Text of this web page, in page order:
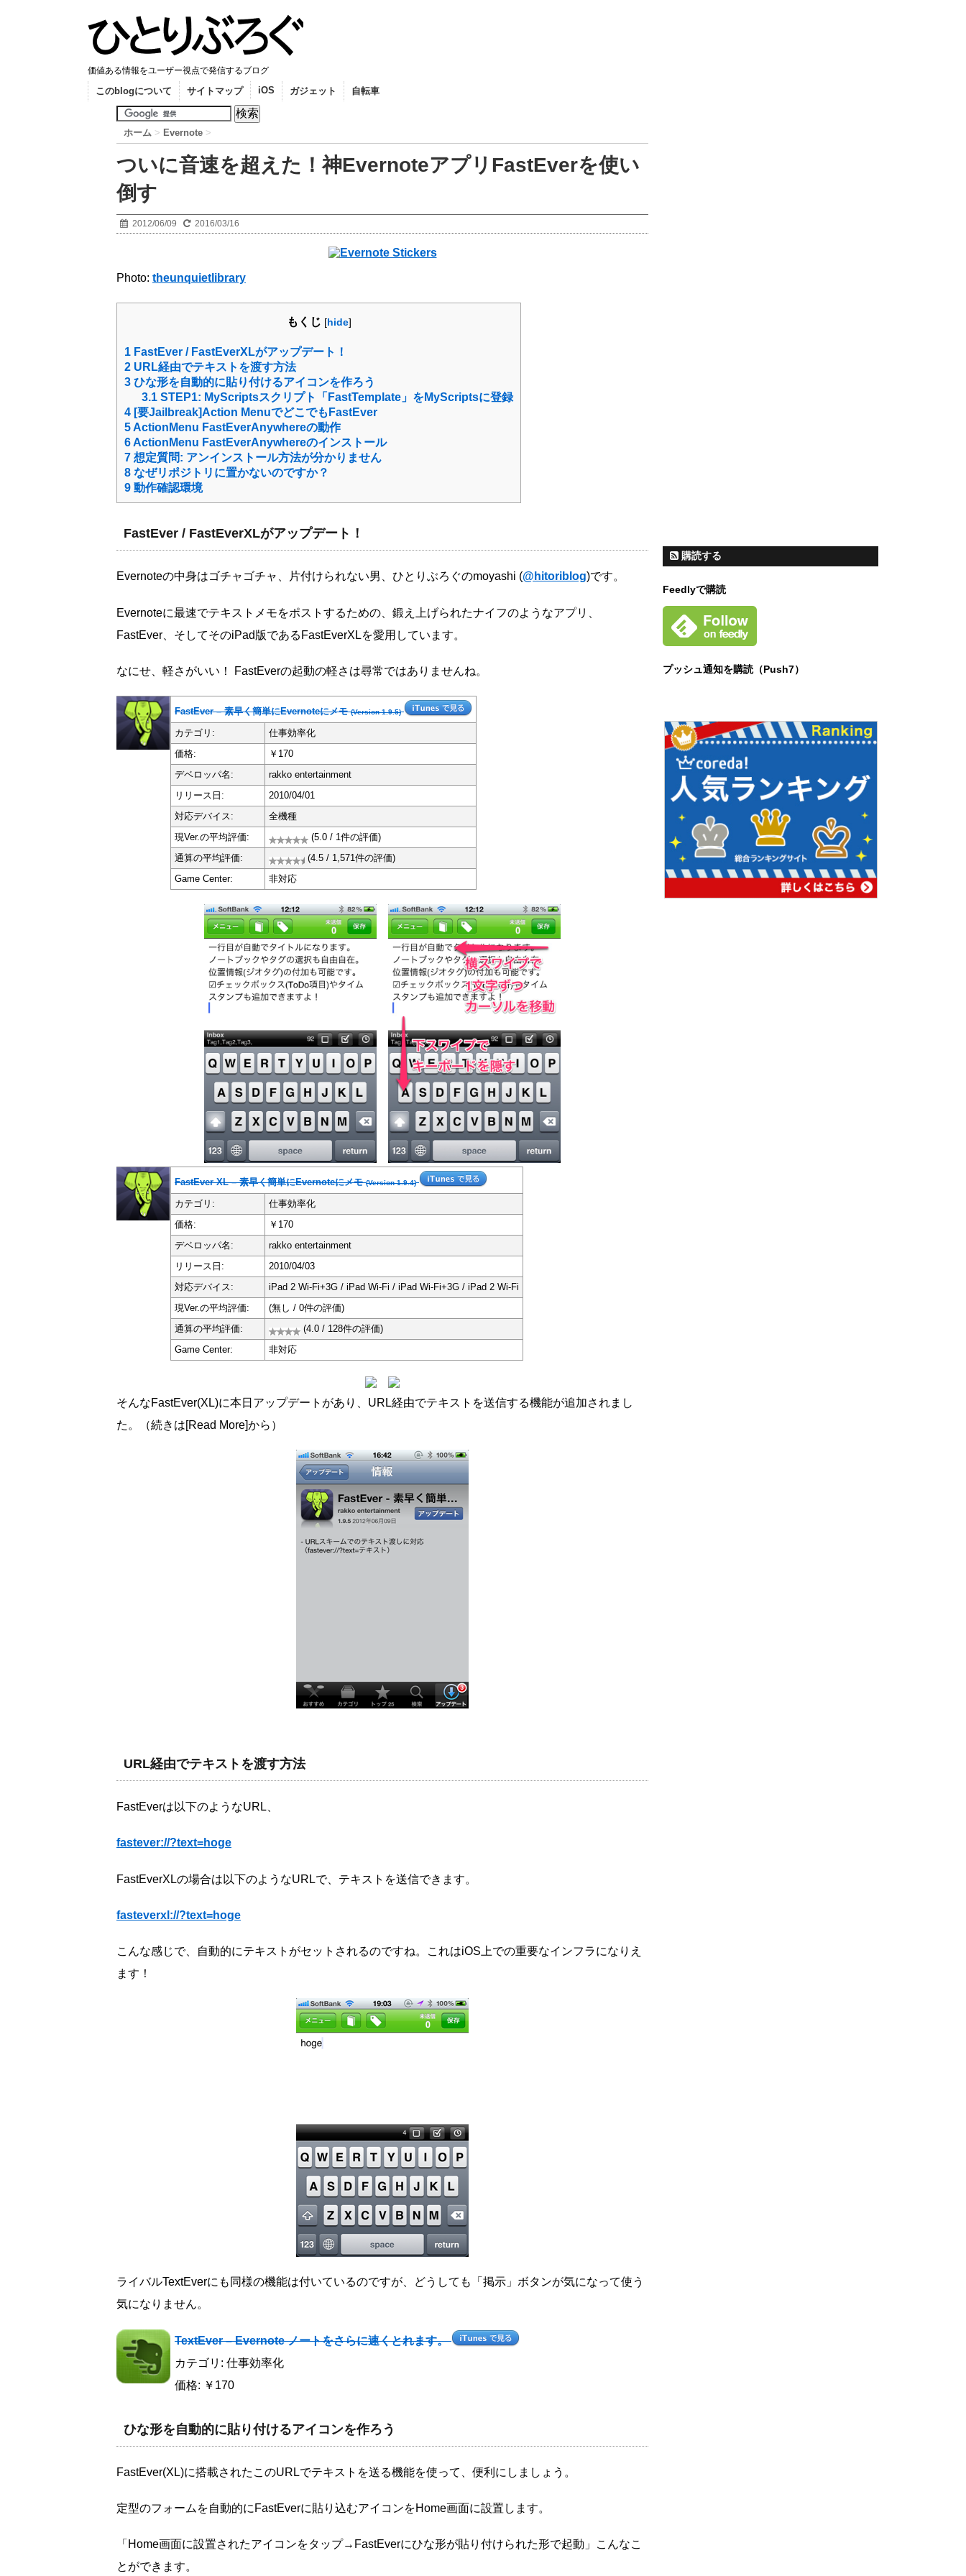
価値ある情報をユーザー視点で発信するブログ
このblogについて サイトマップ iOS ガジェット
自転車
ホーム > Evernote >
ついに音速を超えた！神EvernoteアプリFastEverを使い
倒す
2012/06/09 2016/03/16
Photo: theunquietlibrary
もくじ [hide]
1 FastEver / FastEverXLがアップデート！
2 URL経由でテキストを渡す方法
3 ひな形を自動的に貼り付けるアイコンを作ろう
3.1 STEP1: MyScriptsスクリプト「FastTemplate」をMyScriptsに登録
4 [要Jailbreak]Action MenuでどこでもFastEver
5ActionMenu FastEverAnywhereの動作
6ActionMenu FastEverAnywhereのインストール
7 想定質問: アンインストール方法が分かりません
8 なぜリポジトリに置かないのですか？
9 動作確認環境
FastEver / FastEverXLがアップデート！
Evernoteの中身はゴチャゴチャ、片付けられない男、ひとりぶろぐのmoyashi (@hitoriblog)です。
Evernoteに最速でテキストメモをポストするための、鍛え上げられたナイフのようなアプリ、
FastEver、そしてそのiPad版であるFastEverXLを愛用しています。
なにせ、軽さがいい！ FastEverの起動の軽さは尋常ではありませんね。
FastEver – 素早く簡単にEvernoteにメモ (Version 1.9.5)
カテゴリ:
仕事効率化
価格:
￥170
デベロッパ名:
rakko entertainment
リリース日:
2010/04/01
対応デバイス:
全機種
現Ver.の平均評価:
(5.0 / 1件の評価)
通算の平均評価:
(4.5 / 1,571件の評価)
Game Center:
非対応
FastEver XL – 素早く簡単にEvernoteにメモ (Version 1.9.4)
カテゴリ:
仕事効率化
価格:
￥170
デベロッパ名:
rakko entertainment
リリース日:
2010/04/03
対応デバイス:
iPad 2 Wi-Fi+3G / iPad Wi-Fi / iPad Wi-Fi+3G / iPad 2 Wi-Fi
現Ver.の平均評価:
(無し / 0件の評価)
通算の平均評価:
(4.0 / 128件の評価)
Game Center:
非対応
そんなFastEver(XL)に本日アップデートがあり、URL経由でテキストを送信する機能が追加されまし
た。（続きは[Read More]から）
URL経由でテキストを渡す方法
FastEverは以下のようなURL、
fastever://?text=hoge
FastEverXLの場合は以下のようなURLで、テキストを送信できます。
fasteverxl://?text=hoge
こんな感じで、自動的にテキストがセットされるのですね。これはiOS上での重要なインフラになりえ
ます！
ライバルTextEverにも同様の機能は付いているのですが、どうしても「掲示」ボタンが気になって使う
気になりません。
TextEver – Evernote ノートをさらに速くとれます。
カテゴリ: 仕事効率化
価格: ￥170
ひな形を自動的に貼り付けるアイコンを作ろう
FastEver(XL)に搭載されたこのURLでテキストを送る機能を使って、便利にしましょう。
定型のフォームを自動的にFastEverに貼り込むアイコンをHome画面に設置します。
「Home画面に設置されたアイコンをタップ→FastEverにひな形が貼り付けられた形で起動」こんなこ
とができます。
購読する
Feedlyで購読
プッシュ通知を購読（Push7）